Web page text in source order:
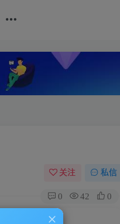
关注 私信
0 42 0